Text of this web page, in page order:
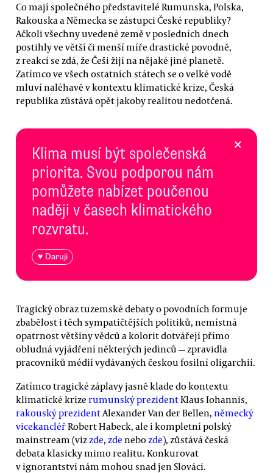
Co mají společného představitelé Rumunska, Polska,
Rakouska a Německa se zástupci České republiky?
Ačkoli všechny uvedené země v posledních dnech
postihly ve větší či menší míře drastické povodně,
z reakcí se zdá, že Češi žijí na nějaké jiné planetě.
Zatímco ve všech ostatních státech se o velké vodě
mluví naléhavě v kontextu klimatické krize, Česká
republika zůstává opět jakoby realitou nedotčená.
Klima musí být společenská
priorita. Svou podporou nám
pomůžete nabízet poučenou
naději v časech klimatického
rozvratu.
♥ Daruji
×
Tragický obraz tuzemské debaty o povodních formuje
zbabělost i těch sympatičtějších politiků, nemístná
opatrnost většiny vědců a kolorit dotvářejí přímo
obludná vyjádření některých jedinců — zpravidla
pracovníků médií vydávaných českou fosilní oligarchií.
Zatímco tragické záplavy jasně klade do kontextu
klimatické krize rumunský prezidentKlaus Iohannis,
rakouský prezidentAlexander Van der Bellen, německý
vicekancléřRobert Habeck, ale i kompletní polský
mainstream (viz zde, zde nebo zde), zůstává česká
debata klasicky mimo realitu. Konkurovat
v ignorantství nám mohou snad jen Slováci.